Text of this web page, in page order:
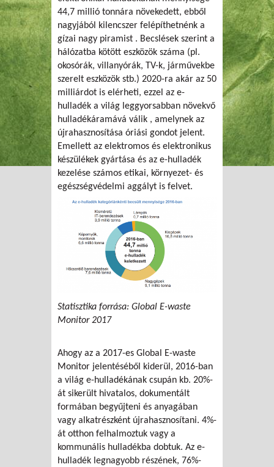
44,7 millió tonnára növekedett, ebből
nagyjából kilencszer felépíthetnénk a
gízai nagy piramist . Becslések szerint a
hálózatba kötött eszközök száma (pl.
okosórák, villanyórák, TV-k, járművekbe
szerelt eszközök stb.) 2020-ra akár az 50
milliárdot is elérheti, ezzel az e-
hulladék a világ leggyorsabban növekvő
hulladékáramává válik , amelynek az
újrahasznosítása óriási gondot jelent.
Emellett az elektromos és elektronikus
készülékek gyártása és az e-hulladék
kezelése számos etikai, környezet- és
egészségvédelmi aggályt is felvet.
Statisztika forrása: Global E-waste
Monitor 2017
Ahogy az a 2017-es Global E-waste
Monitor jelentéséből kiderül, 2016-ban
a világ e-hulladékának csupán kb. 20%-
át sikerült hivatalos, dokumentált
formában begyűjteni és anyagában
vagy alkatrészként újrahasznosítani. 4%-
át otthon felhalmoztuk vagy a
kommunális hulladékba dobtuk. Az e-
hulladék legnagyobb részének, 76%-